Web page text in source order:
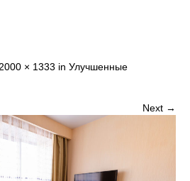
2000 × 1333 in Улучшенные
Next →